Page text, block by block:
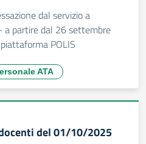
dal servizio a
partire dal 26 settembre
POLIS
ATA
del 01/10/2025